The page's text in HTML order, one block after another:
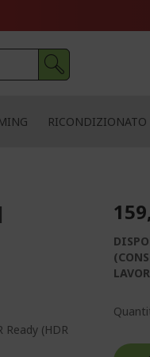
RICONDIZIONATO
Ready (HDR